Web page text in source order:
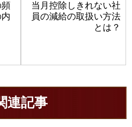
当月控除しきれない社
員の減給の取扱い方法
とは？
連記事